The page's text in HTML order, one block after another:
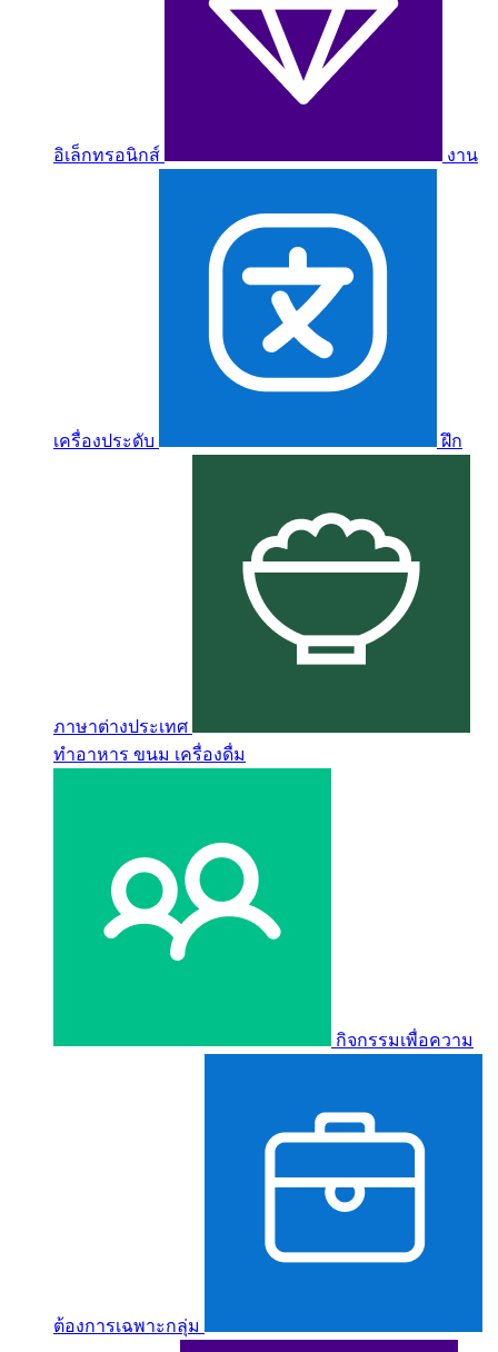
อิเล็กทรอนิกส์ งาน
เครื่องประดับ ฝึก
ภาษาต่างประเทศ
ทำอาหาร ขนม เครื่องดื่ม
กิจกรรมเพื่อความ
ต้องการเฉพาะกลุ่ม